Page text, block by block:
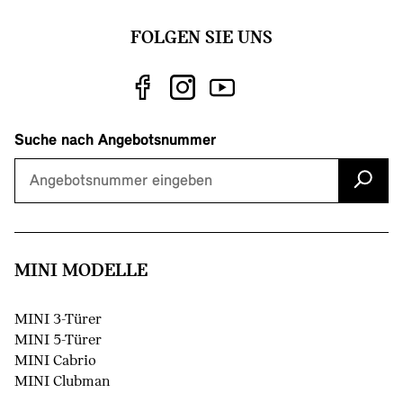
FOLGEN SIE UNS
Suche nach Angebotsnummer
MINI MODELLE
MINI 3-Türer
MINI 5-Türer
MINI Cabrio
MINI Clubman